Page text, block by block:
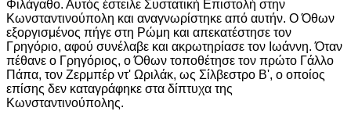
Φιλάγαθο. Αυτός έστειλε Συστατική Επιστολή στην
Κωνσταντινούπολη και αναγνωρίστηκε από αυτήν. Ο Όθων
εξοργισμένος πήγε στη Ρώμη και απεκατέστησε τον
Γρηγόριο, αφού συνέλαβε και ακρωτηρίασε τον Ιωάννη. Όταν
πέθανε ο Γρηγόριος, ο Όθων τοποθέτησε τον πρώτο Γάλλο
Πάπα, τον Ζερμπέρ ντ' Ωριλάκ, ως Σίλβεστρο Β', ο οποίος
επίσης δεν καταγράφηκε στα δίπτυχα της
Κωνσταντινούπολης.